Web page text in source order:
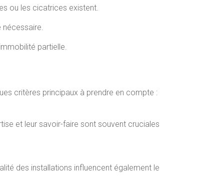
ou les cicatrices existent.
partielle.
critères principaux à prendre en compte :
et leur savoir-faire sont souvent cruciales
des installations influencent également le